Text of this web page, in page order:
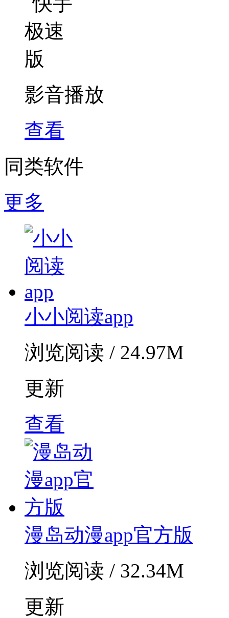
影音播放
查看
同类软件
更多
小小阅读app
浏览阅读 / 24.97M
更新
查看
漫岛动漫app官方版
浏览阅读 / 32.34M
更新